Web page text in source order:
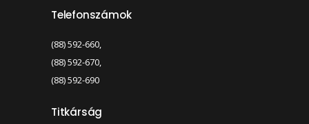
Telefonszámok
(88) 592-660,
(88) 592-670,
(88) 592-690
Titkárság